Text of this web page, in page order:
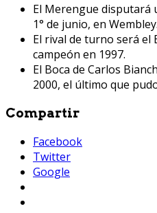
El Merengue disputará
1° de junio, en Wembley.
El rival de turno será
campeón en 1997.
El Boca de Carlos
2000, el último que
Compartir
Facebook
Twitter
Google